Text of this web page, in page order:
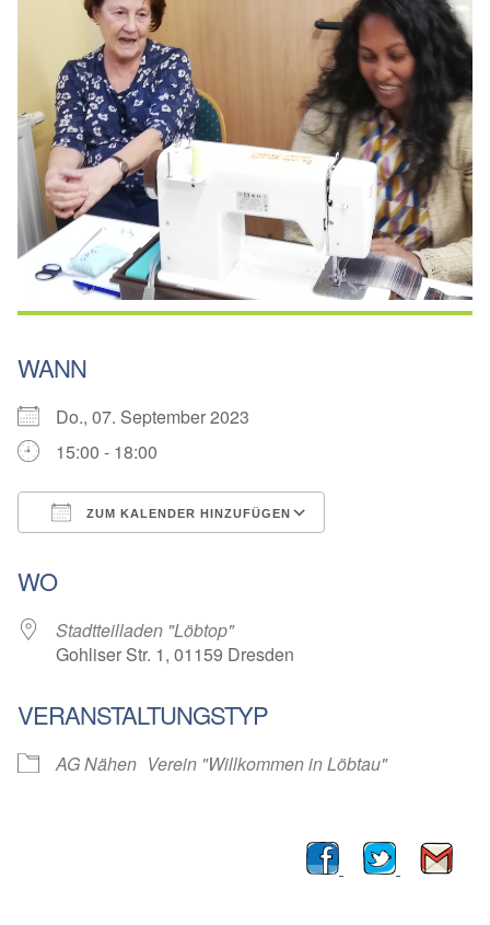
WANN
Do., 07. September 2023
15:00 - 18:00
ZUM KALENDER HINZUFÜGEN
WO
Stadtteilladen "Löbtop"
Gohliser Str. 1, 01159 Dresden
VERANSTALTUNGSTYP
AG Nähen Verein "Willkommen in Löbtau"